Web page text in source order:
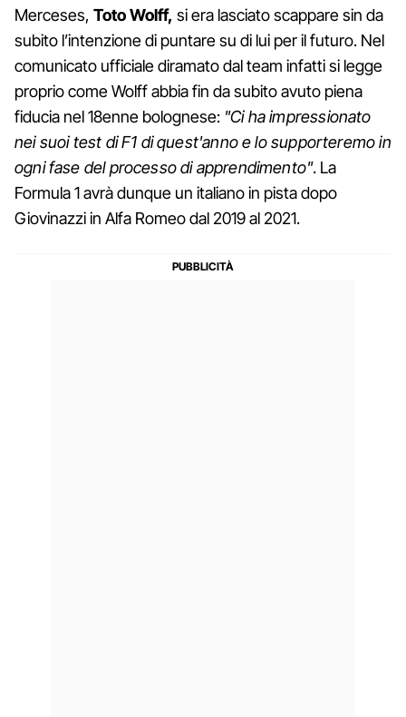
Merceses, Toto Wolff, si era lasciato scappare sin da
subito l’intenzione di puntare su di lui per il futuro. Nel
comunicato ufficiale diramato dal team infatti si legge
proprio come Wolff abbia fin da subito avuto piena
fiducia nel 18enne bolognese: "Ci ha impressionato
nei suoi test di F1 di quest'anno e lo supporteremo in
ogni fase del processo di apprendimento". La
Formula 1 avrà dunque un italiano in pista dopo
Giovinazzi in Alfa Romeo dal 2019 al 2021.